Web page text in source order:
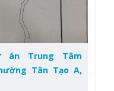
án Trung Tâm
Tân Tạo A,